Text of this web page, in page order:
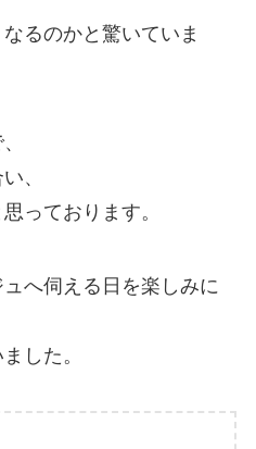
るのかと驚いていま
、
っております。
へ伺える日を楽しみに
した。